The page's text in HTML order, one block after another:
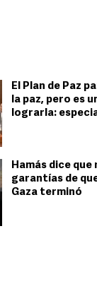
El Plan de Paz
la paz, pero es
lograrla:
Hamás dice que
garantías de
Gaza terminó